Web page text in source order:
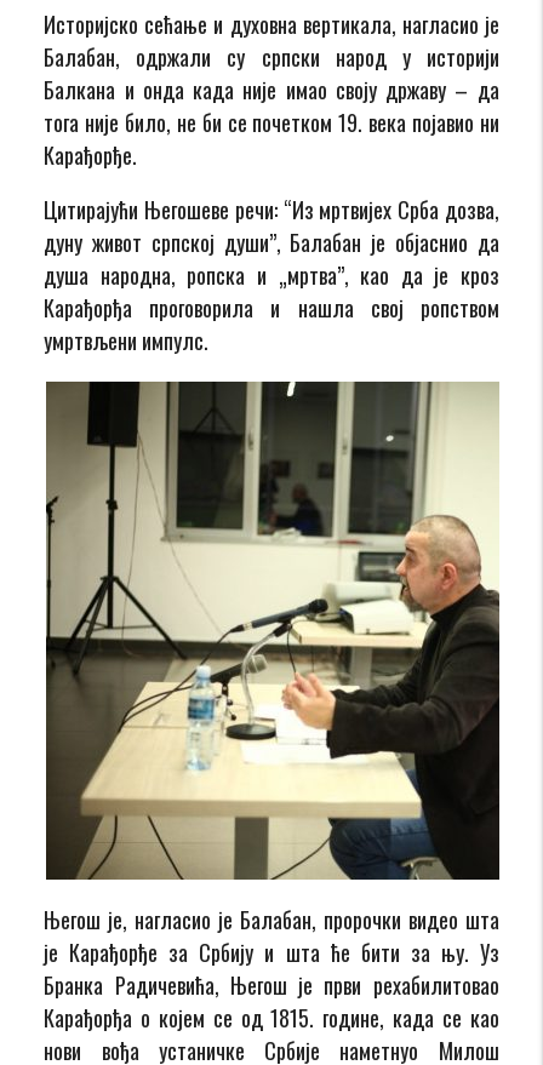
Историјско сећање и духовна вертикала, нагласио је
Балабан, одржали су српски народ у историји
Балкана и онда када није имао своју државу – да
тога није било, не би се почетком 19. века појавио ни
Карађорђе.
Цитирајући Његошеве речи: “Из мртвијех Срба дозва,
дуну живот српској души”, Балабан је објаснио да
душа народна, ропска и „мртва”, као да је кроз
Карађорђа проговорила и нашла свој ропством
умртвљени импулс.
Његош је, нагласио је Балабан, пророчки видео шта
је Карађорђе за Србију и шта ће бити за њу. Уз
Бранка Радичевића, Његош је први рехабилитовао
Карађорђа о којем се од 1815. године, када се као
нови вођа устаничке Србије наметнуо Милош